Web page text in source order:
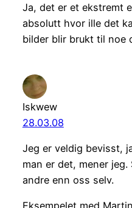
Ja, det er et ekstremt
absolutt hvor ille det
bilder blir brukt til noe
Iskwew
28.03.08
Jeg er veldig bevisst,
man er det, mener
andre enn oss selv.